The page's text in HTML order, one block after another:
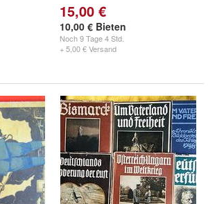
15,00 €
10,00 € Bieten
Noch9 Tage 4 Std.
+ 5,00 € Versand